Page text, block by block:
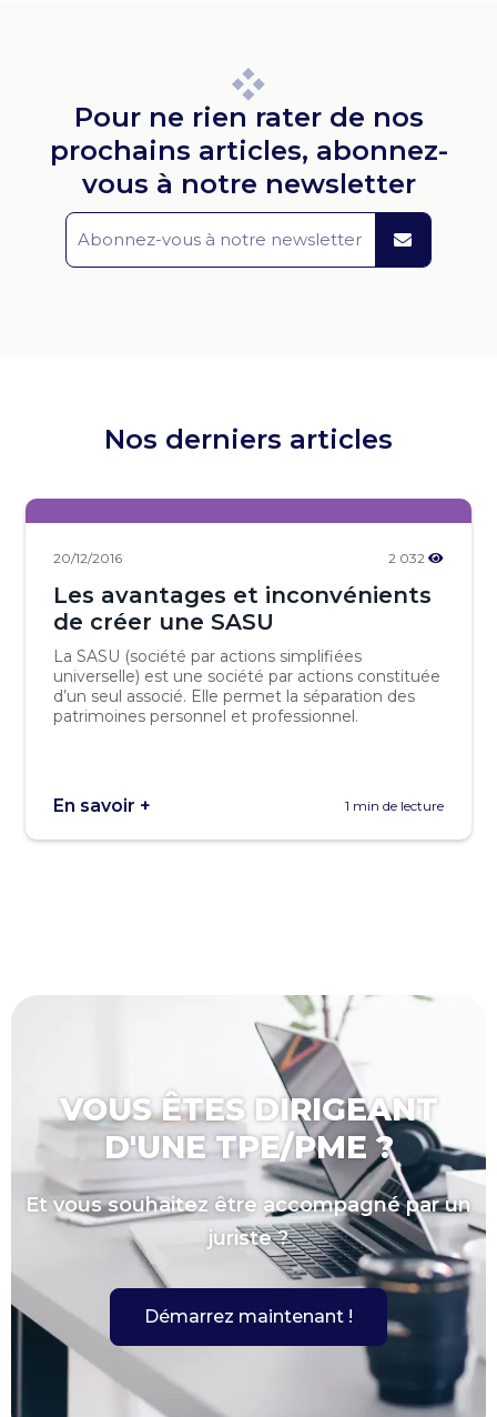
Pour ne rien rater de nos
prochains articles, abonnez-
vous à notre newsletter
Nos derniers articles
20/12/2016 2 032
Les avantages et inconvénients
de créer une SASU
La SASU (société par actions simplifiées
universelle) est une société par actions constituée
d’un seul associé. Elle permet la séparation des
patrimoines personnel et professionnel.
En savoir + 1 min de lecture
VOUS ÊTES DIRIGEANT
D'UNE TPE/PME ?
Et vous souhaitez être accompagné par un
juriste ?
Démarrez maintenant !